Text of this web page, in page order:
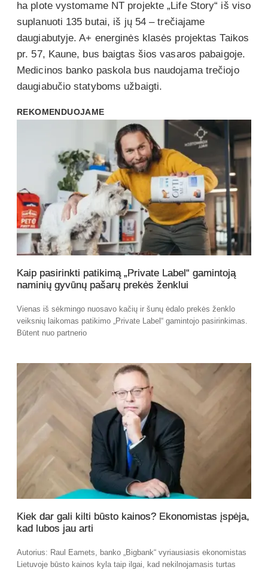
ha plote vystomame NT projekte „Life Story“ iš viso
suplanuoti 135 butai, iš jų 54 – trečiajame
daugiabutyje. A+ energinės klasės projektas Taikos
pr. 57, Kaune, bus baigtas šios vasaros pabaigoje.
Medicinos banko paskola bus naudojama trečiojo
daugiabučio statyboms užbaigti.
REKOMENDUOJAME
Kaip pasirinkti patikimą „Private Label“ gamintoją
naminių gyvūnų pašarų prekės ženklui
Vienas iš sėkmingo nuosavo kačių ir šunų ėdalo prekės ženklo
veiksnių laikomas patikimo „Private Label“ gamintojo pasirinkimas.
Būtent nuo partnerio
Kiek dar gali kilti būsto kainos? Ekonomistas įspėja,
kad lubos jau arti
Autorius: Raul Eamets, banko „Bigbank“ vyriausiasis ekonomistas
Lietuvoje būsto kainos kyla taip ilgai, kad nekilnojamasis turtas